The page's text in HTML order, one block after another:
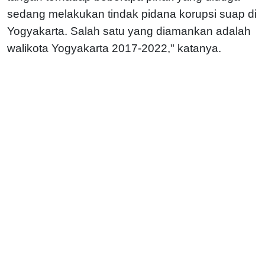
sedang melakukan tindak pidana korupsi suap di
Yogyakarta. Salah satu yang diamankan adalah
walikota Yogyakarta 2017-2022," katanya.